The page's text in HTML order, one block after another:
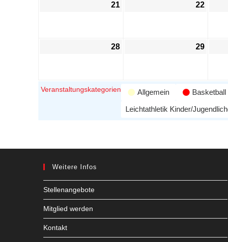
21 22
28 29
Veranstaltungskategorien Allgemein
Leichtathletik Kinder/
Weitere Infos
Stellenangebote
Mitglied werden
Kontakt